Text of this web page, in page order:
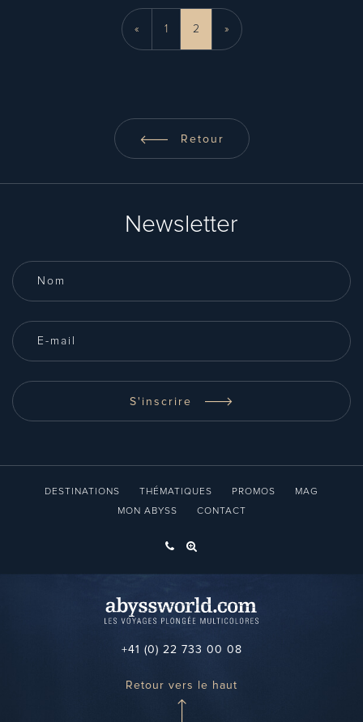
« 1 2 »
Retour
Newsletter
S'inscrire
DESTINATIONS THÉMATIQUES PROMOS
MAG
MON ABYSS
CONTACT
+41 (0) 22 733 00 08
Retour vers le haut